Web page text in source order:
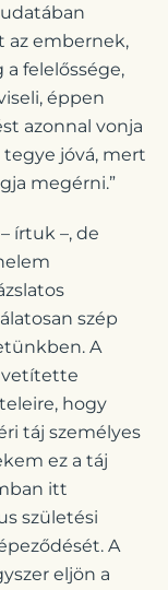
az embernek,
felelőssége,
éppen
azonnal vonja
jóvá, mert
megérni.”
írtuk –, de
szép
A
vetítette
hogy
táj személyes
ez a táj
itt
születési
A
eljön a